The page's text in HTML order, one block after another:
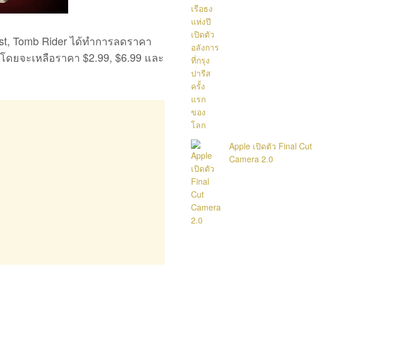
Tomb Rider ได้ทำการลดราคา
ยจะเหลือราคา $2.99, $6.99 และ
Apple เปิดตัว Final Cut
Camera 2.0